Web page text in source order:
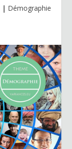
| Démographie